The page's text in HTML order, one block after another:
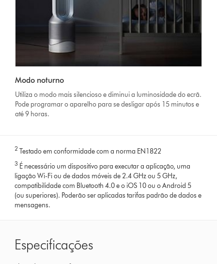
Modo noturno
Utiliza o modo mais silencioso e diminui a luminosidade do ecrã.
Pode programar o aparelho para se desligar após 15 minutos e
até 9 horas.
2 Testado em conformidade com a norma EN1822
3 É necessário um dispositivo para executar a aplicação, uma
ligação Wi-Fi ou de dados móveis de 2.4 GHz ou 5 GHz,
compatibilidade com Bluetooth 4.0 e o iOS 10 ou o Android 5
(ou superiores). Poderão ser aplicadas tarifas padrão de dados e
mensagens.
Especificações